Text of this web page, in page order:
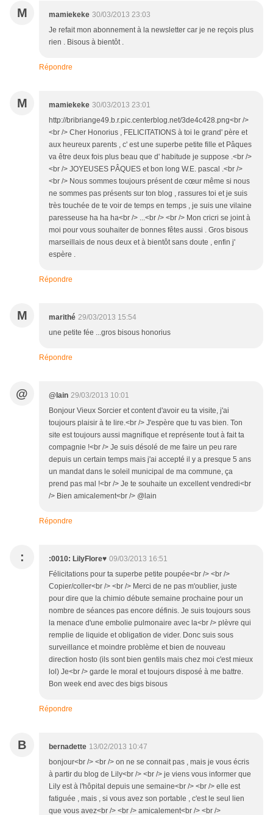
M mamiekeke 30/03/2013 23:03
Je refait mon abonnement à la newsletter car je ne reçois plus
rien . Bisous à bientôt .
Répondre
M mamiekeke 30/03/2013 23:01
http://bribriange49.b.r.pic.centerblog.net/3de4c428.png<br />
<br /> Cher Honorius , FELICITATIONS à toi le grand' père et
aux heureux parents , c' est une superbe petite fille et Pâques
va être deux fois plus beau que d' habitude je suppose .<br />
<br /> JOYEUSES PÂQUES et bon long W.E. pascal .<br />
<br /> Nous sommes toujours présent de cœur même si nous
ne sommes pas présents sur ton blog , rassures toi et je suis
très touchée de te voir de temps en temps , je suis une vilaine
paresseuse ha ha ha<br /> ...<br /> <br /> Mon cricri se joint à
moi pour vous souhaiter de bonnes fêtes aussi . Gros bisous
marseillais de nous deux et à bientôt sans doute , enfin j'
espère .
Répondre
M marithé 29/03/2013 15:54
une petite fée ...gros bisous honorius
Répondre
@ @lain 29/03/2013 10:01
Bonjour Vieux Sorcier et content d'avoir eu ta visite, j'ai
toujours plaisir à te lire.<br /> J'espère que tu vas bien. Ton
site est toujours aussi magnifique et représente tout à fait ta
compagnie !<br /> Je suis désolé de me faire un peu rare
depuis un certain temps mais j'ai accepté il y a presque 5 ans
un mandat dans le soleil municipal de ma commune, ça
prend pas mal !<br /> Je te souhaite un excellent vendredi<br
/> Bien amicalement<br /> @lain
Répondre
: :0010: LilyFlore♥ 09/03/2013 16:51
Félicitations pour ta superbe petite poupée<br /> <br />
Copier/coller<br /> <br /> Merci de ne pas m'oublier, juste
pour dire que la chimio débute semaine prochaine pour un
nombre de séances pas encore définis. Je suis toujours sous
la menace d'une embolie pulmonaire avec la<br /> plèvre qui
remplie de liquide et obligation de vider. Donc suis sous
surveillance et moindre problème et bien de nouveau
direction hosto (ils sont bien gentils mais chez moi c'est mieux
lol) Je<br /> garde le moral et toujours disposé à me battre.
Bon week end avec des bigs bisous
Répondre
B bernadette 13/02/2013 10:47
bonjour<br /> <br /> on ne se connait pas , mais je vous écris
à partir du blog de Lily<br /> <br /> je viens vous informer que
Lily est à l'hôpital depuis une semaine<br /> <br /> elle est
fatiguée , mais , si vous avez son portable , c'est le seul lien
que vous avez<br /> <br /> amicalement<br /> <br />